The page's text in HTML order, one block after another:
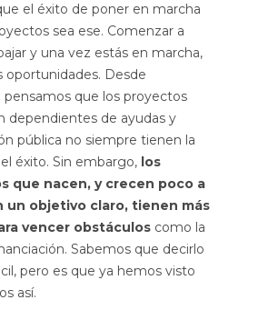
el éxito de poner en marcha
sea ese. Comenzar a
y una vez estás en marcha,
oportunidades. Desde
pensamos que los proyectos
dependientes de ayudas y
pública no siempre tienen la
éxito. Sin embargo, los
que nacen, y crecen poco a
un objetivo claro, tienen más
vencer obstáculos como la
Sabemos que decirlo
pero es que ya hemos visto
así.